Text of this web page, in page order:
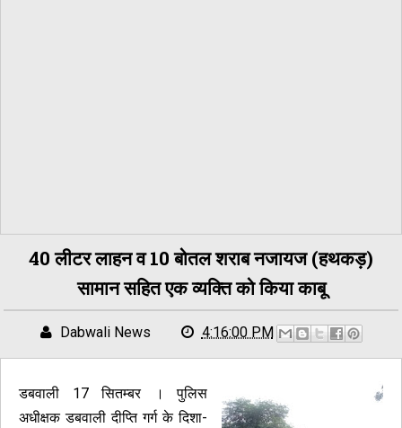
40 लीटर लाहन व 10 बोतल शराब नजायज (हथकड़)
सामान सहित एक व्यक्ति को किया काबू
Dabwali News 4:16:00 PM
डबवाली 17 सितम्बर । पुलिस
अधीक्षक डबवाली दीप्ति गर्ग के दिशा-